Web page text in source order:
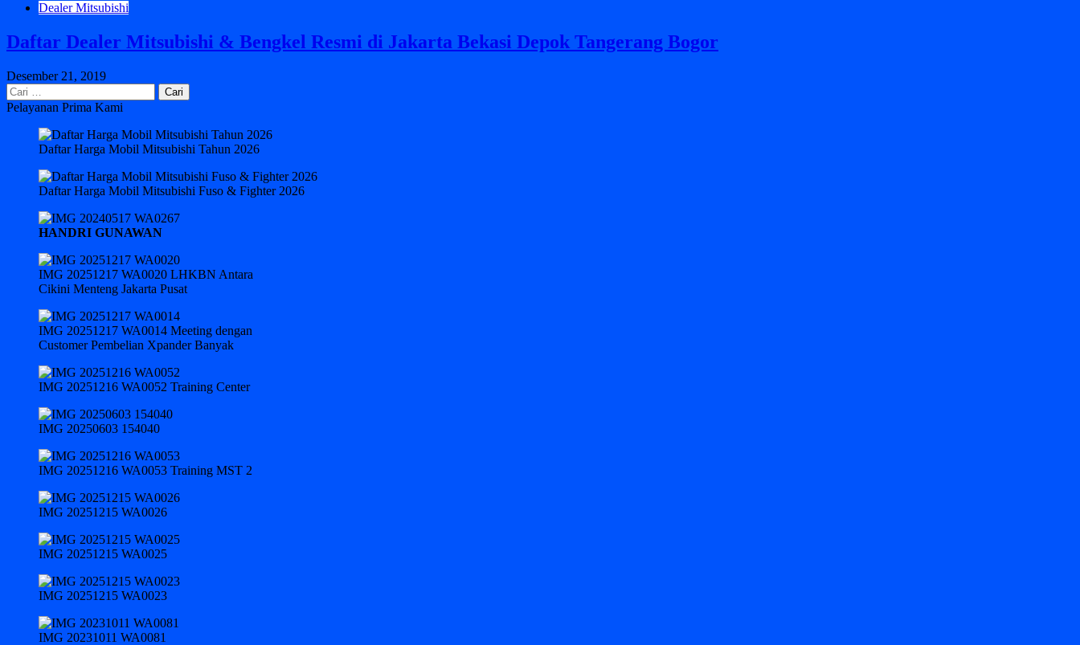
Dealer Mitsubishi
Daftar Dealer Mitsubishi & Bengkel Resmi di Jakarta Bekasi Depok Tangerang Bogor
Desember 21, 2019
Cari
untuk:
Pelayanan Prima Kami
Daftar Harga Mobil Mitsubishi Tahun 2026
Daftar Harga Mobil Mitsubishi Fuso & Fighter 2026
HANDRI GUNAWAN
IMG 20251217 WA0020 LHKBN Antara
Cikini Menteng Jakarta Pusat
IMG 20251217 WA0014 Meeting dengan
Customer Pembelian Xpander Banyak
IMG 20251216 WA0052 Training Center
IMG 20250603 154040
IMG 20251216 WA0053 Training MST 2
IMG 20251215 WA0026
IMG 20251215 WA0025
IMG 20251215 WA0023
IMG 20231011 WA0081